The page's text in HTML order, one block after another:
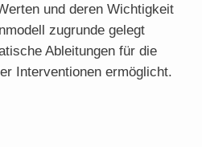
und deren Wichtigkeit
zugrunde gelegt
Ableitungen für die
Interventionen ermöglicht.